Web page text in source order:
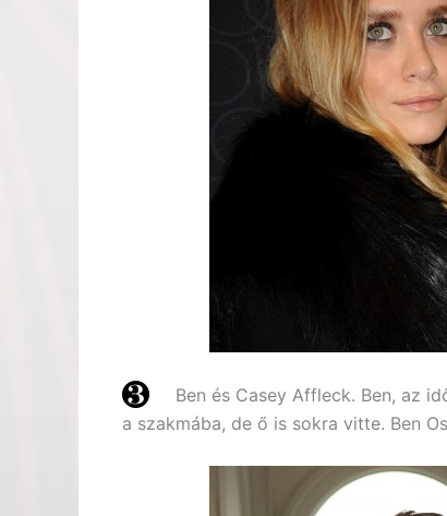
Ben és Casey Affleck. Ben, az
a szakmába, de ő is sokra vitte. Ben